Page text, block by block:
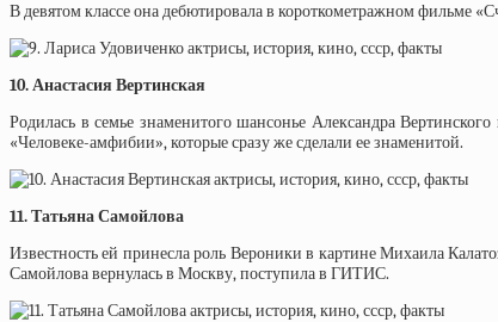
В девятом классе она дебютировала в короткометражном фильме
10. Анастасия Вертинская
Родилась в семье знаменитого шансонье Александра
«Человеке-амфибии», которые сразу же сделали ее знаменитой.
11. Татьяна Самойлова
Известность ей принесла роль Вероники в картине Михаила
Самойлова вернулась в Москву, поступила в ГИТИС.